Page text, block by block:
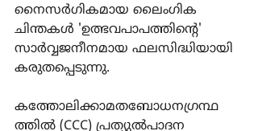
നൈസര്‍ഗികമായ ലൈംഗിക
ചിന്തകള്‍ 'ഉത്ഭവപാപത്തിന്‍റെ'
സാര്‍വ്വജനീനമായ ഫലസിദ്ധിയായി
കരുതപ്പെടുന്നു.
കത്തോലിക്കാമതബോധനഗ്രന്ഥ
ത്തില്‍ (CCC) പ്രത്യുല്‍പാദന